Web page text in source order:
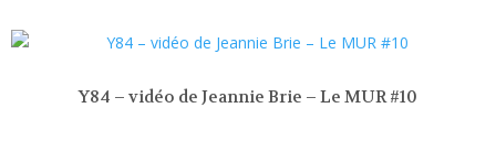
Y84 – vidéo de Jeannie Brie – Le MUR #10